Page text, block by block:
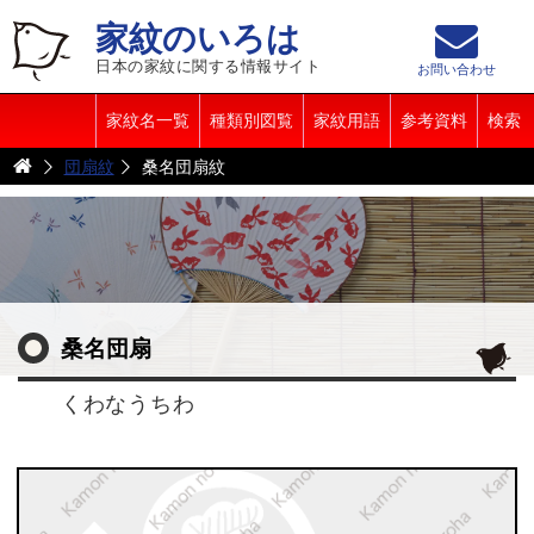
家紋のいろは
日本の家紋に関する情報サイト
家紋名一覧 種類別図覧 家紋用語 参考資料 検索
お問い合わせ
団扇紋 桑名団扇紋
桑名団扇
くわなうちわ